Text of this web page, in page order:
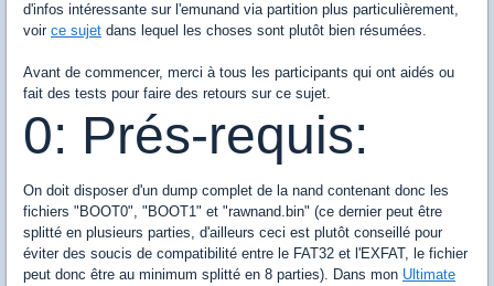
d'infos intéressante sur l'emunand via partition plus particulièrement,
voir ce sujet dans lequel les choses sont plutôt bien résumées.
Avant de commencer, merci à tous les participants qui ont aidés ou
fait des tests pour faire des retours sur ce sujet.
0: Prés-requis:
On doit disposer d'un dump complet de la nand contenant donc les
fichiers "BOOT0", "BOOT1" et "rawnand.bin" (ce dernier peut être
splitté en plusieurs parties, d'ailleurs ceci est plutôt conseillé pour
éviter des soucis de compatibilité entre le FAT32 et l'EXFAT, le fichier
peut donc être au minimum splitté en 8 parties). Dans mon Ultimate